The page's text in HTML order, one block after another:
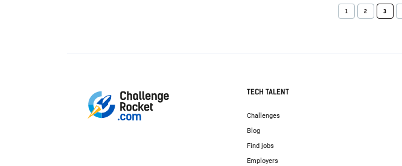
1 2 3
TECH TALENT
Challenges
Blog
Find jobs
Employers